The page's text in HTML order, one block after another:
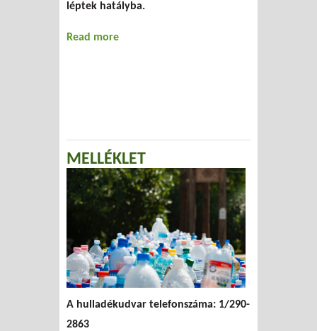
léptek hatályba.
Read more
MELLÉKLET
A hulladékudvar telefonszáma: 1/290-
2863